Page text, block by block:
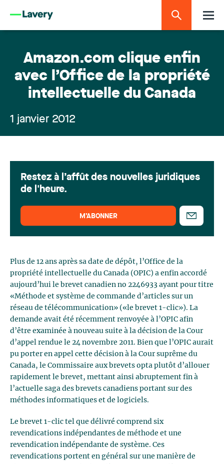
Amazon.com clique enfin
avec l’Office de la propriété
intellectuelle du Canada
1 janvier 2012
Plus de 12 ans après sa date de dépôt, l’Office de la
propriété intellectuelle du Canada (OPIC) a enfin accordé
aujourd’hui le brevet canadien no 2246933 ayant pour titre
«Méthode et système de commande d’articles sur un
réseau de télécommunication» («le brevet 1-clic»). La
demande avait été récemment renvoyée à l’OPIC afin
d’être examinée à nouveau suite à la décision de la Cour
d’appel rendue le 24 novembre 2011. Bien que l’OPIC aurait
pu porter en appel cette décision à la Cour suprême du
Canada, le Commissaire aux brevets opta plutôt d’allouer
rapidement le brevet, mettant ainsi abruptement fin à
l’actuelle saga des brevets canadiens portant sur des
méthodes informatiques et de logiciels.
Le brevet 1-clic tel que délivré comprend six
revendications indépendantes de méthode et une
revendication indépendante de système. Ces
revendications portent en général sur une manière de
Restez à l’affût des nouvelles juridiques
de l'heure.
M’ABONNER